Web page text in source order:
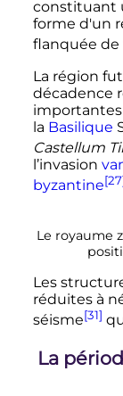
constituant
forme d'un
flanquée de
La région
décadence
la Basilique
Castellum
l’invasion
byzantine
Le royaume
Les
réduites à
séisme[31]
La